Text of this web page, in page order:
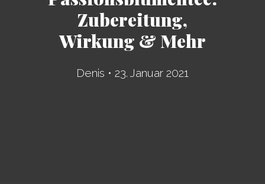
Zubereitung,
Wirkung & Mehr
Denis • 23. Januar 2021